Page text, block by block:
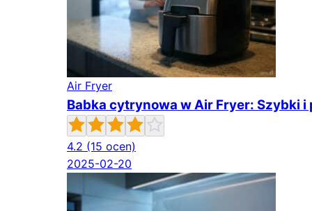
Air Fryer
Babka cytrynowa w Air Fryer: Szybki
4.2 (15 ocen)
2025-02-20